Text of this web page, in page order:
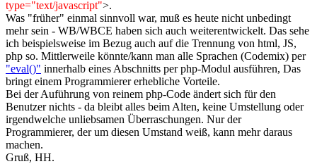
type="text/javascript">.
Was "früher" einmal sinnvoll war, muß es heute nicht unbedingt
mehr sein - WB/WBCE haben sich auch weiterentwickelt. Das sehe
ich beispielsweise im Bezug auch auf die Trennung von html, JS,
php so. Mittlerweile könnte/kann man alle Sprachen (Codemix) per
"eval()" innerhalb eines Abschnitts per php-Modul ausführen, Das
bringt einem Programmierer erhebliche Vorteile.
Bei der Auführung von reinem php-Code ändert sich für den
Benutzer nichts - da bleibt alles beim Alten, keine Umstellung oder
irgendwelche unliebsamen Überraschungen. Nur der
Programmierer, der um diesen Umstand weiß, kann mehr daraus
machen.
Gruß, HH.